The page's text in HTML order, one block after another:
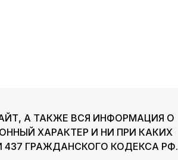
А ТАКЖЕ ВСЯ ИНФОРМАЦИЯ О
ХАРАКТЕР И НИ ПРИ КАКИХ
ГРАЖДАНСКОГО КОДЕКСА РФ.